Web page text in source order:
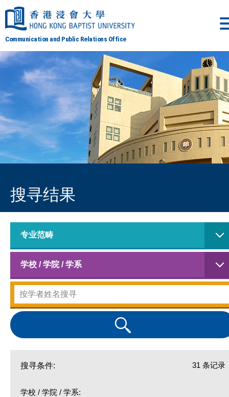
Communication and Public Relations Office
搜寻结果
专业范畴
学校 / 学院 / 学系
搜寻条件: 31 条记录
学校 / 学院 / 学系: